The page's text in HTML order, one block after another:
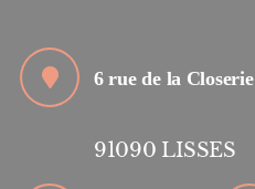
6 rue de la Closerie
91090 LISSES